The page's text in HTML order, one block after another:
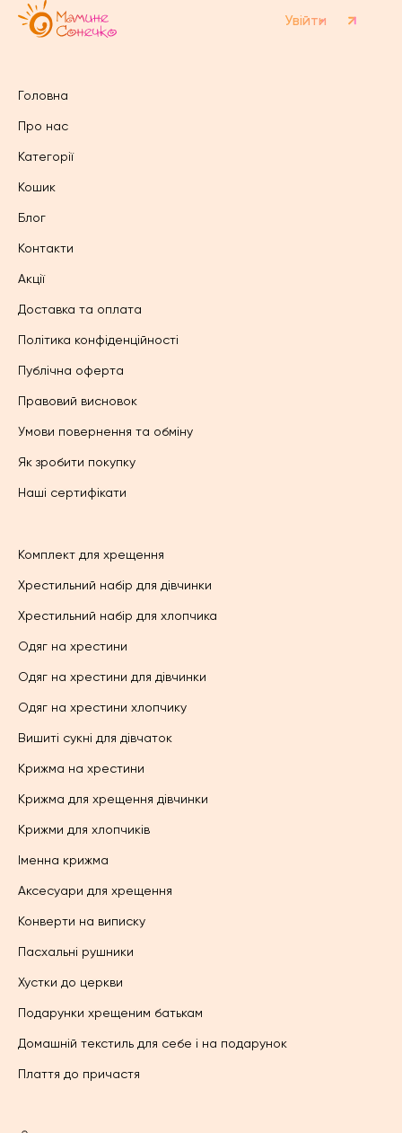
Увійти
Головна
Про нас
Категорії
Кошик
Блог
Контакти
Акції
Доставка та оплата
Політика конфіденційності
Публічна оферта
Правовий висновок
Умови повернення та обміну
Як зробити покупку
Наші сертифікати
Комплект для хрещення
Хрестильний набір для дівчинки
Хрестильний набір для хлопчика
Одяг на хрестини
Одяг на хрестини для дівчинки
Одяг на хрестини хлопчику
Вишиті сукні для дівчаток
Крижма на хрестини
Крижма для хрещення дівчинки
Крижми для хлопчиків
Іменна крижма
Аксесуари для хрещення
Конверти на виписку
Пасхальні рушники
Хустки до церкви
Подарунки хрещеним батькам
Домашній текстиль для себе і на подарунок
Плаття до причастя